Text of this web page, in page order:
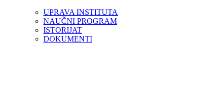
UPRAVA INSTITUTA
NAUČNI PROGRAM
ISTORIJAT
DOKUMENTI